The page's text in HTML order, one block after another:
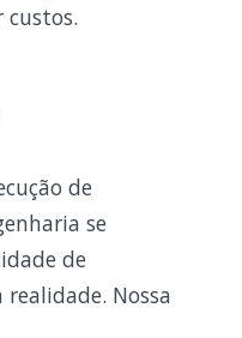
custos.
de
se
de
Nossa